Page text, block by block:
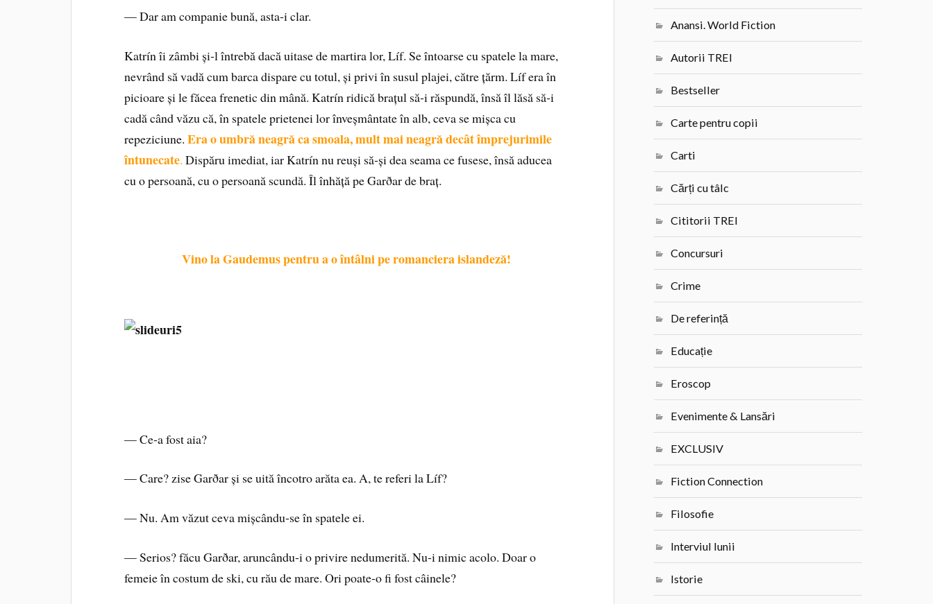
— Dar am companie bună, asta‑i clar.
Katrín îi zâmbi și‑l întrebă dacă uitase de martira lor, Líf. Se întoarse cu spatele la mare,
nevrând să vadă cum barca dispare cu totul, și privi în susul plajei, către țărm. Líf era în
picioare și le făcea frenetic din mână. Ka­trín ridică brațul să‑i răspundă, însă îl lăsă să‑i
cadă când văzu că, în spatele prietenei lor înveșmântate în alb, ceva se mișca cu
repeziciune. Era o umbră neagră ca smoala, mult mai neagră decât împrejurimile
întunecate. Dispăru imediat, iar Katrín nu reuși să‑și dea seama ce fusese, însă aducea
cu o persoană, cu o persoană scundă. Îl înhăță pe Garðar de braț.
Vino la Gaudemus pentru a o întâlni pe romanciera islandeză!
— Ce‑a fost aia?
— Care? zise Garðar și se uită încotro arăta ea. A, te referi la Líf?
— Nu. Am văzut ceva mișcându‑se în spatele ei.
— Serios? făcu Garðar, aruncându‑i o privire nedume­rită. Nu‑i nimic acolo. Doar o
femeie în costum de ski, cu rău de mare. Ori poate‑o fi fost câinele?
Anansi. World Fiction
Autorii TREI
Bestseller
Carte pentru copii
Carti
Cărți cu tâlc
Cititorii TREI
Concursuri
Crime
De referință
Educație
Eroscop
Evenimente & Lansări
EXCLUSIV
Fiction Connection
Filosofie
Interviul lunii
Istorie